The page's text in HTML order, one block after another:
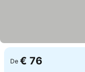
De € 76